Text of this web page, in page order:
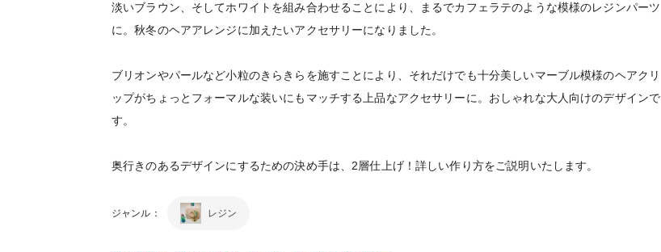
淡いブラウン、そしてホワイトを組み合わせることにより、まるでカフェラテのような模様のレジンパーツ
に。秋冬のヘアアレンジに加えたいアクセサリーになりました。
ブリオンやパールなど小粒のきらきらを施すことにより、それだけでも十分美しいマーブル模様のヘアクリ
ップがちょっとフォーマルな装いにもマッチする上品なアクセサリーに。おしゃれな大人向けのデザインで
す。
奥行きのあるデザインにするための決め手は、2層仕上げ！詳しい作り方をご説明いたします。
ジャンル： レジン